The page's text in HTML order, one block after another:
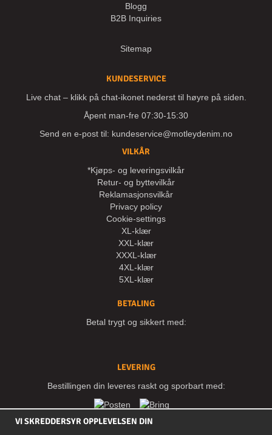
Blogg
B2B Inquiries
Sitemap
KUNDESERVICE
Live chat – klikk på chat-ikonet nederst til høyre på siden.
Åpent man-fre 07:30-15:30
Send en e-post til: kundeservice@motleydenim.no
VILKÅR
*Kjøps- og leveringsvilkår
Retur- og byttevilkår
Reklamasjonsvilkår
Privacy policy
Cookie-settings
XL-klær
XXL-klær
XXXL-klær
4XL-klær
5XL-klær
BETALING
Betal trygt og sikkert med:
LEVERING
Bestillingen din leveres raskt og sporbart med:
VI SKREDDERSYR OPPLEVELSEN DIN